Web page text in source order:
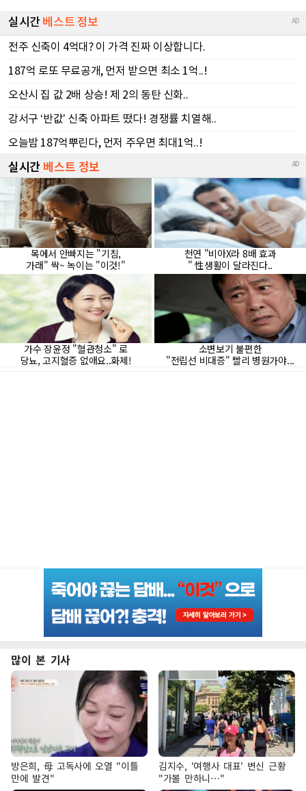
많이 본 기사
방은희, 母 고독사에 오열 "이틀
만에 발견"
김지수, '여행사 대표' 변신 근황
"가볼 만하니…"